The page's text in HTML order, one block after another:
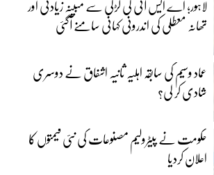
تھانہ معطلی کی اندرونی کہانی سامنے آگئی
عماد وسیم کی سابقہ اہلیہ ثانیہ اشفاق نے دوسری
شادی کر لی؟
حکومت نے پیٹرولیم مصنوعات کی نئی قیمتوں کا
اعلان کردیا